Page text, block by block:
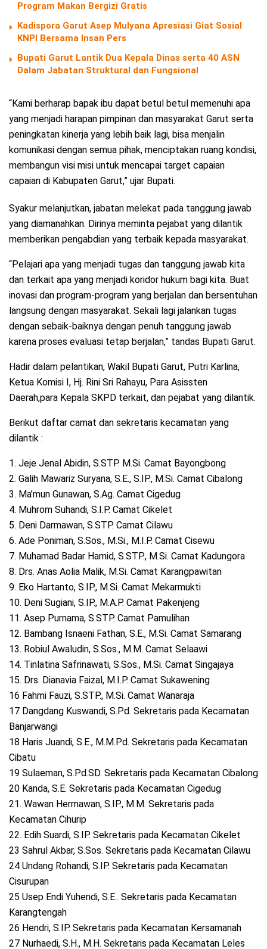
Program Makan Bergizi Gratis
Kadispora Garut Asep Mulyana Apresiasi Giat Sosial
KNPI Bersama Insan Pers
Bupati Garut Lantik Dua Kepala Dinas serta 40 ASN
Dalam Jabatan Struktural dan Fungsional
“Kami berharap bapak ibu dapat betul betul memenuhi apa
yang menjadi harapan pimpinan dan masyarakat Garut serta
peningkatan kinerja yang lebih baik lagi, bisa menjalin
komunikasi dengan semua pihak, menciptakan ruang kondisi,
membangun visi misi untuk mencapai target capaian
capaian di Kabupaten Garut,” ujar Bupati.
Syakur melanjutkan, jabatan melekat pada tanggung jawab
yang diamanahkan. Dirinya meminta pejabat yang dilantik
memberikan pengabdian yang terbaik kepada masyarakat.
“Pelajari apa yang menjadi tugas dan tanggung jawab kita
dan terkait apa yang menjadi koridor hukum bagi kita. Buat
inovasi dan program-program yang berjalan dan bersentuhan
langsung dengan masyarakat. Sekali lagi jalankan tugas
dengan sebaik-baiknya dengan penuh tanggung jawab
karena proses evaluasi tetap berjalan,” tandas Bupati Garut.
Hadir dalam pelantikan, Wakil Bupati Garut, Putri Karlina,
Ketua Komisi I, Hj. Rini Sri Rahayu, Para Asissten
Daerah,para Kepala SKPD terkait, dan pejabat yang dilantik.
Berikut daftar camat dan sekretaris kecamatan yang
dilantik :
1. Jeje Jenal Abidin, S.STP. M.Si. Camat Bayongbong
2. Galih Mawariz Suryana, S.E., S.IP., M.Si. Camat Cibalong
3. Ma’mun Gunawan, S.Ag. Camat Cigedug
4. Muhrom Suhandi, S.I.P. Camat Cikelet
5. Deni Darmawan, S.STP. Camat Cilawu
6. Ade Poniman, S.Sos., M.Si., M.I.P. Camat Cisewu
7. Muhamad Badar Hamid, S.STP., M.Si. Camat Kadungora
8. Drs. Anas Aolia Malik, M.Si. Camat Karangpawitan
9. Eko Hartanto, S.IP., M.Si. Camat Mekarmukti
10. Deni Sugiani, S.IP., M.A.P. Camat Pakenjeng
11. Asep Purnama, S.STP. Camat Pamulihan
12. Bambang Isnaeni Fathan, S.E., M.Si. Camat Samarang
13. Robiul Awaludin, S.Sos., M.M. Camat Selaawi
14. Tinlatina Safrinawati, S.Sos., M.Si. Camat Singajaya
15. Drs. Dianavia Faizal, M.I.P. Camat Sukawening
16 Fahmi Fauzi, S.STP., M.Si. Camat Wanaraja
17 Dangdang Kuswandi, S.Pd. Sekretaris pada Kecamatan
Banjarwangi
18 Haris Juandi, S.E., M.M.Pd. Sekretaris pada Kecamatan
Cibatu
19 Sulaeman, S.Pd.SD. Sekretaris pada Kecamatan Cibalong
20 Kanda, S.E. Sekretaris pada Kecamatan Cigedug
21. Wawan Hermawan, S.IP., M.M. Sekretaris pada
Kecamatan Cihurip
22. Edih Suardi, S.IP. Sekretaris pada Kecamatan Cikelet
23 Sahrul Akbar, S.Sos. Sekretaris pada Kecamatan Cilawu
24 Undang Rohandi, S.IP. Sekretaris pada Kecamatan
Cisurupan
25 Usep Endi Yuhendi, S.E.. Sekretaris pada Kecamatan
Karangtengah
26 Hendri, S.IP. Sekretaris pada Kecamatan Kersamanah
27 Nurhaedi, S.H., M.H. Sekretaris pada Kecamatan Leles